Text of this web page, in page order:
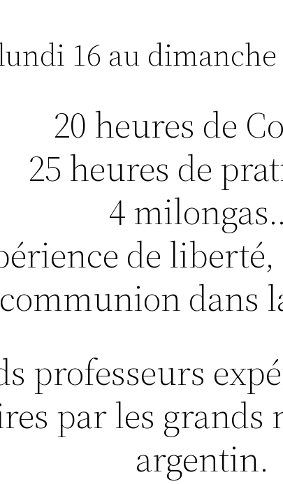
16 au dimanche
20 heures de
25 heures de
4
de
communion dans
professeurs
par les grands
argentin.